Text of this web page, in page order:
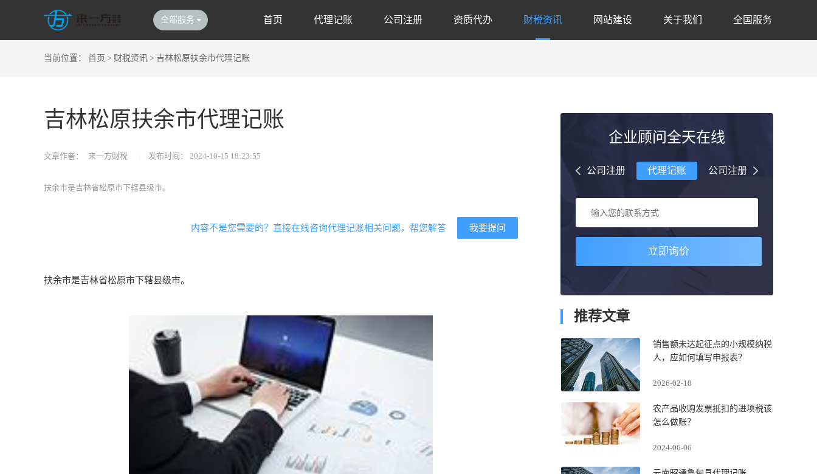
全部服务 首页 代理记账 公司注册 资质代办 财税资讯 网站建设 关于我们 全国服务
当前位置： 首页 > 财税资讯 > 吉林松原扶余市代理记账
吉林松原扶余市代理记账
文章作者： 来一方财税 发布时间： 2024-10-15 18:23:55
扶余市是吉林省松原市下辖县级市。
我要提问
内容不是您需要的？直接在线咨询代理记账相关问题，帮您解答
扶余市是吉林省松原市下辖县级市。
企业顾问全天在线
公司注册 代理记账 公司注册
立即询价
推荐文章
销售额未达起征点的小规模纳税
人，应如何填写申报表？
2026-02-10
农产品收购发票抵扣的进项税该
怎么做账？
2024-06-06